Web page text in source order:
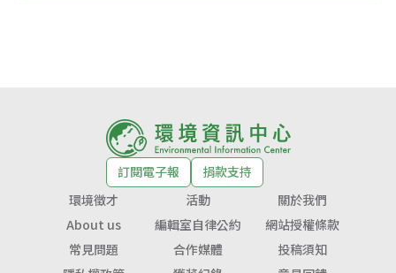
訂閱電子報
捐款支持
環境徵才
活動
關於我們
About us
編輯室自律公約
網站授權條款
常見問題
合作媒體
投稿須知